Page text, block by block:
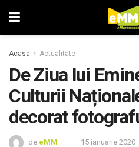
Acasa Actualitate
De Ziua lui
Culturii
decorat
de eMM 15 ianuarie 2020